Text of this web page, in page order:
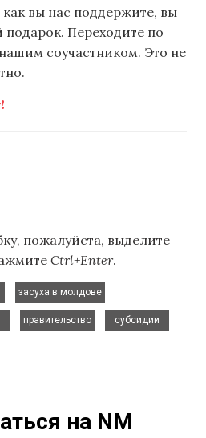
вы нас поддержите, вы
Переходите по
соучастником. Это не
пожалуйста, выделите
Ctrl+Enter.
засуха в молдове
правительство
субсидии
на NM